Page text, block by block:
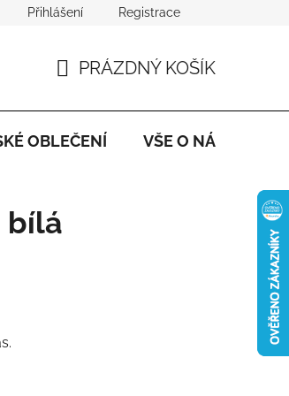
Přihlášení Registrace
KOŠÍK
PRÁZDNÝ KOŠÍK
OBLEČENÍ VŠE O NÁKUPU
bílá